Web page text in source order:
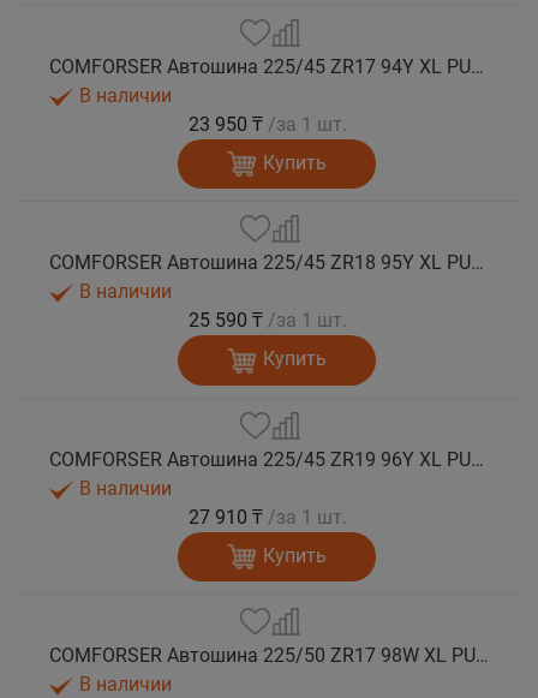
COMFORSER Автошина 225/45 ZR17 94Y XL PURESPEED лето
В наличии
23 950 ₸ /за 1 шт.
Купить
COMFORSER Автошина 225/45 ZR18 95Y XL PURESPEED лето
В наличии
25 590 ₸ /за 1 шт.
Купить
COMFORSER Автошина 225/45 ZR19 96Y XL PURESPEED лето
В наличии
27 910 ₸ /за 1 шт.
Купить
COMFORSER Автошина 225/50 ZR17 98W XL PURESPEED лето
В наличии